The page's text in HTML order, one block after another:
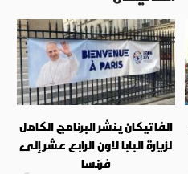
الفاتيكان ينشر البرنامج الكامل
لزيارة البابا لاون الرابع عشر إلى
فرنسا